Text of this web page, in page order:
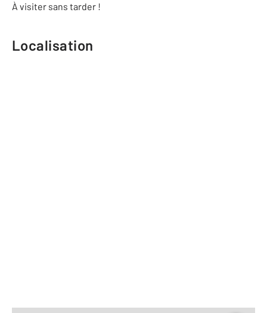
À visiter sans tarder !
Localisation